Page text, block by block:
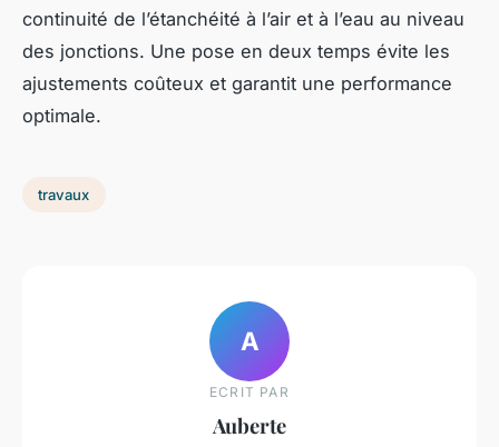
continuité de l’étanchéité à l’air et à l’eau au niveau
des jonctions. Une pose en deux temps évite les
ajustements coûteux et garantit une performance
optimale.
travaux
A
ECRIT PAR
Auberte